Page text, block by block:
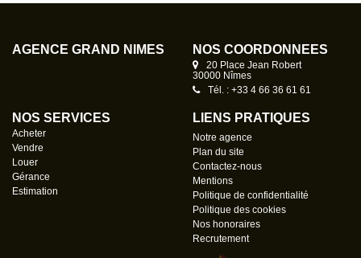
AGENCE GRAND NÎMES NOS COORDONNÉES
20 Place Jean Robert
30000 Nîmes
Tél. : +33 4 66 36 61 61
NOS SERVICES
Acheter
Vendre
Louer
Gérance
Estimation
LIENS PRATIQUES
Notre agence
Plan du site
Contactez-nous
Mentions
Politique de confidentialité
Politique des cookies
Nos honoraires
Recrutement